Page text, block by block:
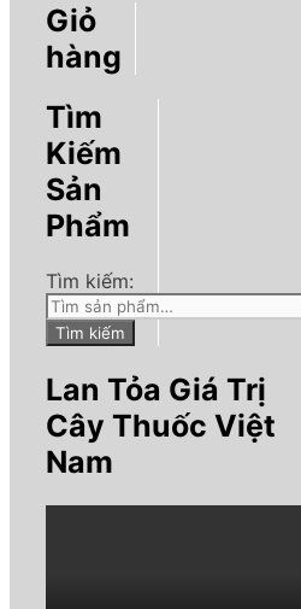
Giỏ
hàng
Tìm
Kiếm
Sản
Phẩm
Tìm kiếm:
Tìm kiếm
Lan Tỏa Giá Trị
Cây Thuốc Việt
Nam